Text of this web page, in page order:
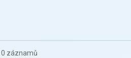
záznamů